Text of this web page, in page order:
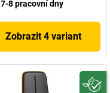
7-8 pracovní dny
Zobrazit 4 variant